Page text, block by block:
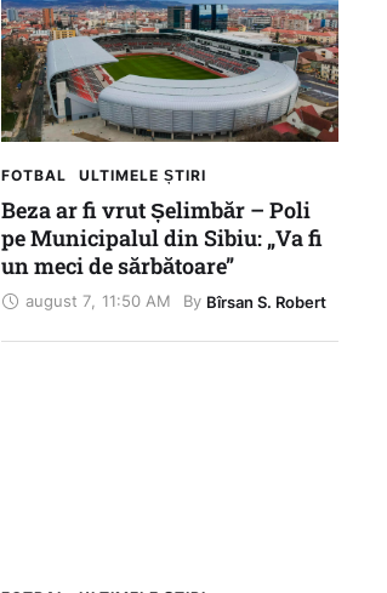
FOTBAL ULTIMELE ȘTIRI
Beza ar fi vrut Șelimbăr – Poli
pe Municipalul din Sibiu: „Va fi
un meci de sărbătoare”
august 7, 11:50 AM By Bîrsan S. Robert